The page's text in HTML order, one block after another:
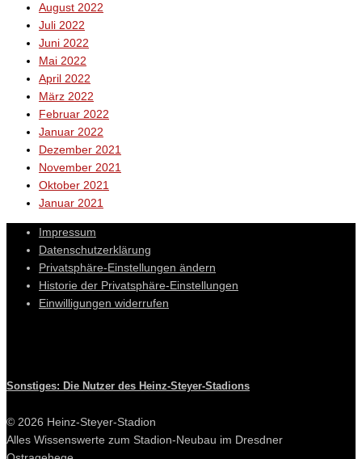
August 2022
Juli 2022
Juni 2022
Mai 2022
April 2022
März 2022
Februar 2022
Januar 2022
Dezember 2021
November 2021
Oktober 2021
Januar 2021
Impressum
Datenschutzerklärung
Privatsphäre-Einstellungen ändern
Historie der Privatsphäre-Einstellungen
Einwilligungen widerrufen
Sonstiges: Die Nutzer des Heinz-Steyer-Stadions
© 2026 Heinz-Steyer-Stadion
Alles Wissenswerte zum Stadion-Neubau im Dresdner